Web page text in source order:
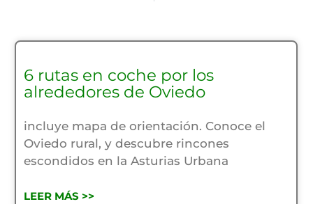
6 rutas en coche por los
alrededores de Oviedo
incluye mapa de orientación. Conoce el
Oviedo rural, y descubre rincones
escondidos en la Asturias Urbana
LEER MÁS >>